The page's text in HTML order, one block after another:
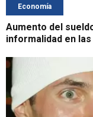
Economía
Aumento del
informalidad en